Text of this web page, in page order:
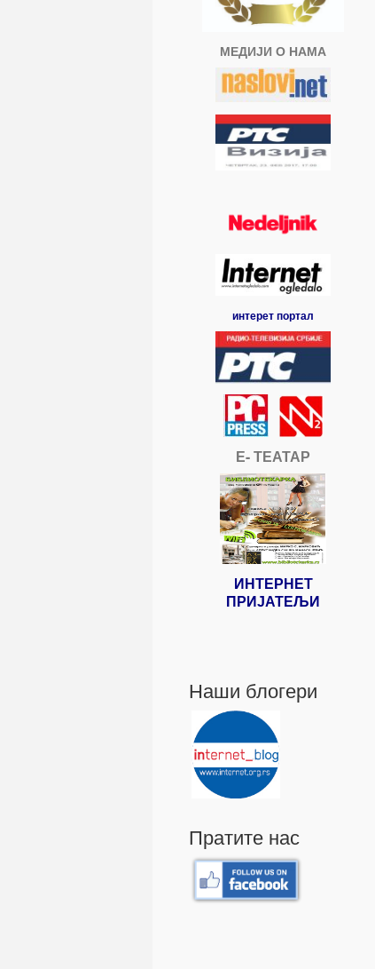
МЕДИЈИ О НАМА
интерет портал
Е- ТЕАТАР
ИНТЕРНЕТ
ПРИЈАТЕЉИ
Наши блогери
Пратите нас